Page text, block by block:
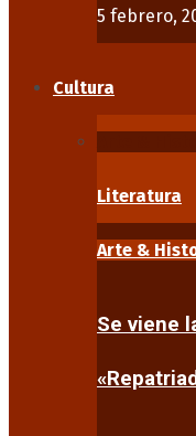
5 febrero,
Cultura
Literatura
Arte &
Se viene